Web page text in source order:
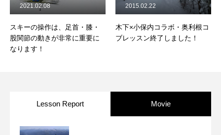
スキーの操作は、足首・膝・
股関節の動きが非常に重要に
なります！
2021.02.08
木下×小保内コラボ・奥利根コ
ブレッスン終了しました！
2015.02.22
Lesson Report Movie